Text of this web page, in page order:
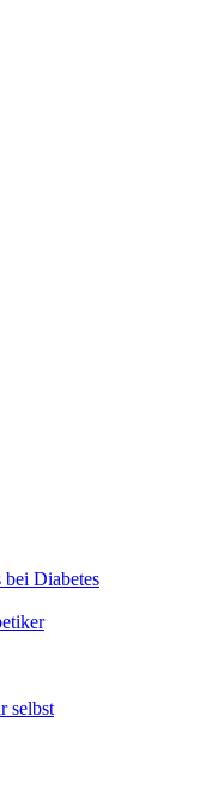
bei Diabetes
selbst